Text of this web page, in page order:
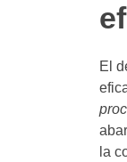
El
la